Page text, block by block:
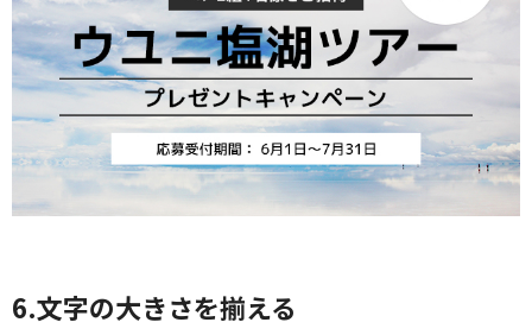
6.文字の大きさを揃える